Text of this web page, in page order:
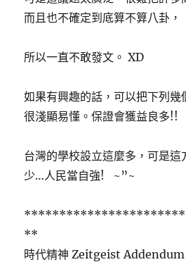
而且也不確定到底算不算八卦，
所以一直不敢發文。 XD
如果有興趣的話，可以把下列幾
很淺顯易懂。保證會獲益良多!!
台灣的學校設立這麼多，可是這
少…人民當自強! ~”~
**
時代精神 Zeitgeist